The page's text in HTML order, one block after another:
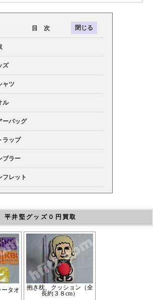
次
ズ
ツ
ル
バッグ
ップ
ラー
レット
平井堅グッズ０円買取
タオ
抱き枕、クッション（全
長約３８cm）